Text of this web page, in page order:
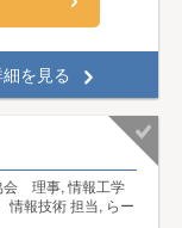
を見る
会 理事, 情報工学
報技術 担当, らー